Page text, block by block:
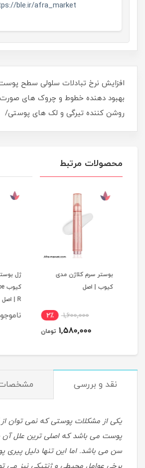
ble.ir/afra_market
بهبود دهنده خطوط و چروک های صورت/
روشن کننده تیرگی و لک های پوستی/
محصولات مرتبط
بوستر سرم کلاژن مدی
کیوب | اصل
1,600,000 2٪
1,580,000 تومان
ژل
R | اصل
نقد و بررسی
یکی از مشکلات پوستی که نمی توان از
پوست می باشد که اصلی ترین علل آن
سن می باشد. اما این تنها دلیل